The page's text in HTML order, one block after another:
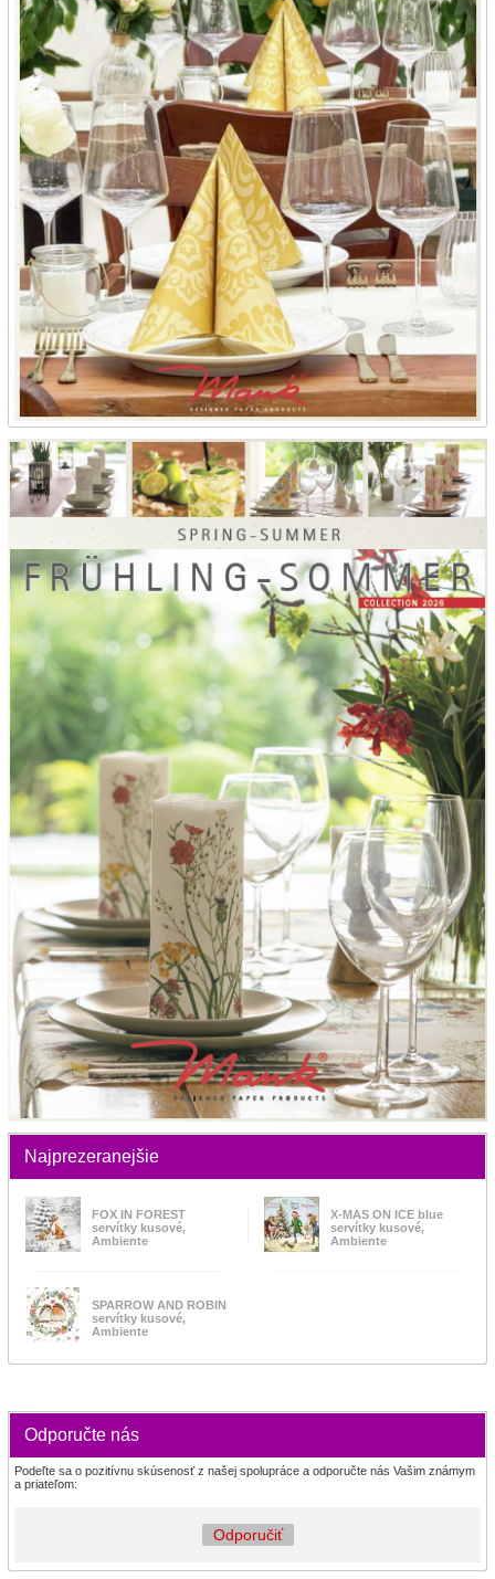
Najprezeranejšie
FOX IN FOREST
servítky kusové,
Ambiente
X-MAS ON ICE blue
servítky kusové,
Ambiente
SPARROW AND ROBIN
servítky kusové,
Ambiente
Odporučte nás
Podeľte sa o pozitívnu skúsenosť z našej spolupráce a odporučte nás Vašim známym
a priateľom:
Odporučiť